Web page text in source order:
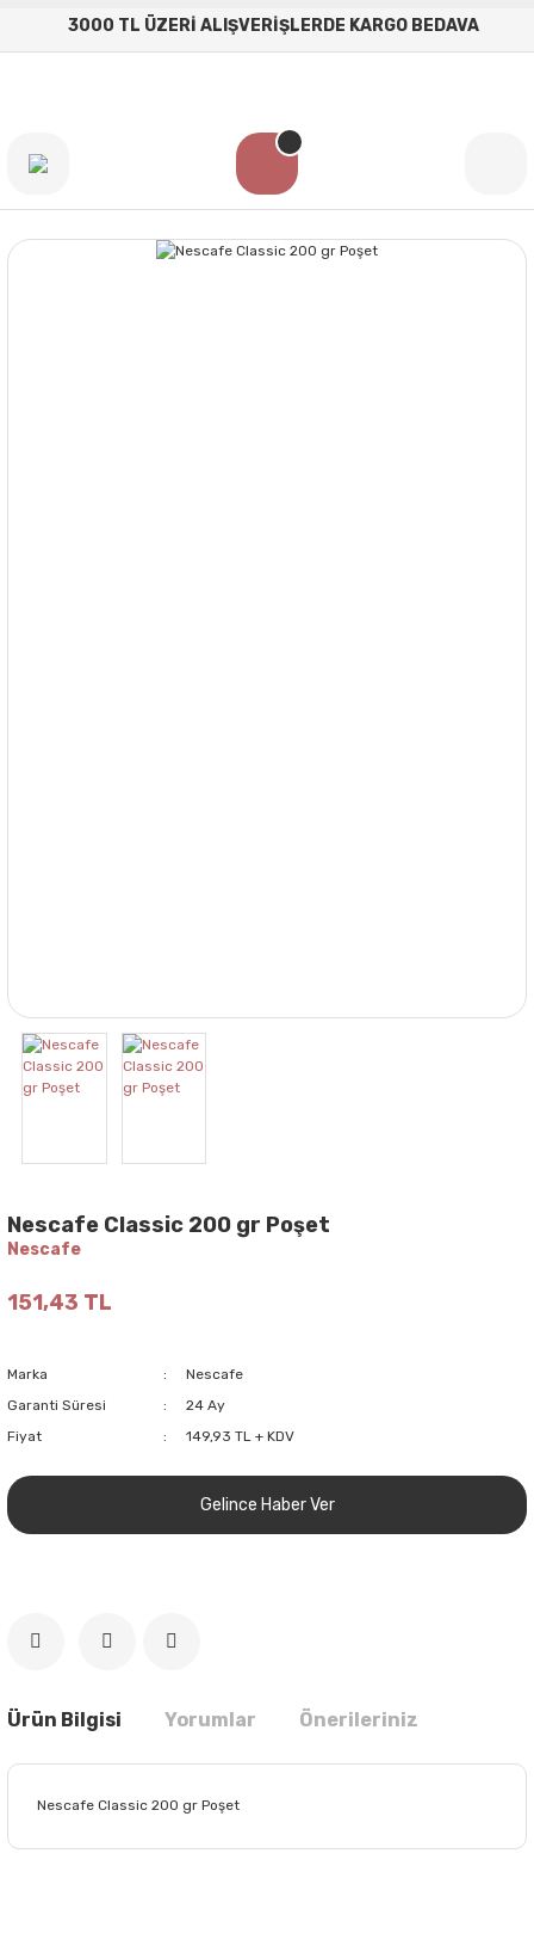
3000 TL ÜZERİ ALIŞVERİŞLERDE KARGO BEDAVA
Nescafe Classic 200 gr Poşet
Nescafe
151,43 TL
Marka
Nescafe
Garanti Süresi
24 Ay
Fiyat
149,93 TL + KDV
Gelince Haber Ver
Ürün Bilgisi Yorumlar Önerileriniz
Nescafe Classic 200 gr Poşet